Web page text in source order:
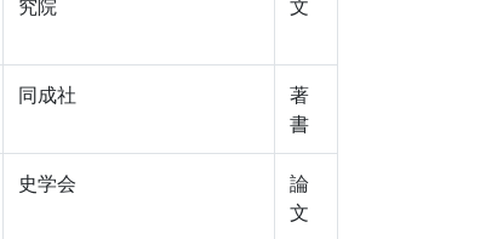
究院
文
同成社
著
書
史学会
論
文